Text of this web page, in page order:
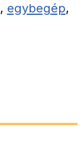
, egybegép,